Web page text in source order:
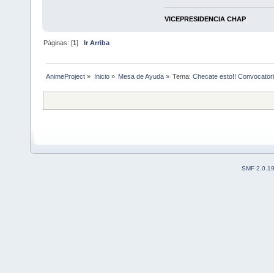
VICEPRESIDENCIA CHAP
Páginas: [1]Ir Arriba
AnimeProject » Inicio» Mesa de Ayuda» Tema:Checate esto!!
SMF 2.0.19